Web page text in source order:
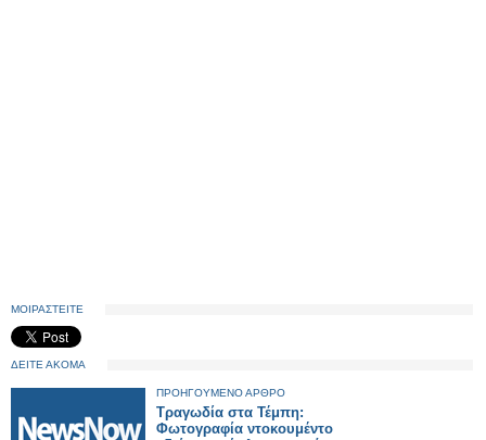
ΜΟΙΡΑΣΤΕΙΤΕ
ΔΕΙΤΕ ΑΚΟΜΑ
ΠΡΟΗΓΟΥΜΕΝΟ ΑΡΘΡΟ
Τραγωδία στα Τέμπη:
Φωτογραφία ντοκουμέντο